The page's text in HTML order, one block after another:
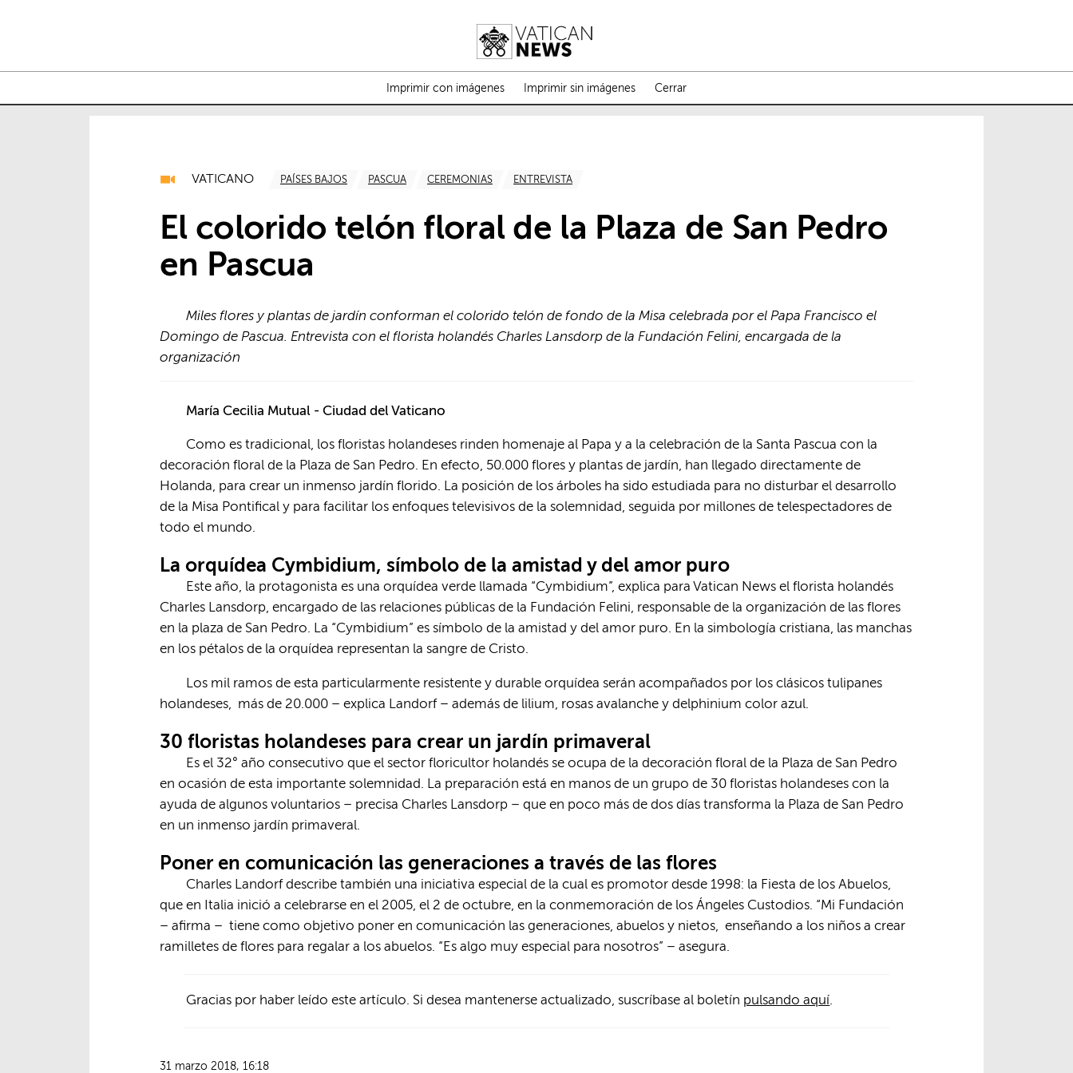
Imprimir con imágenes Imprimir sin imágenes Cerrar
VATICANO PAÍSES BAJOS PASCUA CEREMONIAS ENTREVISTA
El colorido telón floral de la Plaza de San Pedro
en Pascua
Miles flores y plantas de jardín conforman el colorido telón de fondo de la Misa celebrada por el Papa Francisco el
Domingo de Pascua. Entrevista con el florista holandés Charles Lansdorp de la Fundación Felini, encargada de la
organización
María Cecilia Mutual - Ciudad del Vaticano
Como es tradicional, los floristas holandeses rinden homenaje al Papa y a la celebración de la Santa Pascua con la
decoración floral de la Plaza de San Pedro. En efecto, 50.000 flores y plantas de jardín, han llegado directamente de
Holanda, para crear un inmenso jardín florido. La posición de los árboles ha sido estudiada para no disturbar el desarrollo
de la Misa Pontifical y para facilitar los enfoques televisivos de la solemnidad, seguida por millones de telespectadores de
todo el mundo.
La orquídea Cymbidium, símbolo de la amistad y del amor puro
Este año, la protagonista es una orquídea verde llamada “Cymbidium”, explica para Vatican News el florista holandés
Charles Lansdorp, encargado de las relaciones públicas de la Fundación Felini, responsable de la organización de las flores
en la plaza de San Pedro. La “Cymbidium” es símbolo de la amistad y del amor puro. En la simbología cristiana, las manchas
en los pétalos de la orquídea representan la sangre de Cristo.
Los mil ramos de esta particularmente resistente y durable orquídea serán acompañados por los clásicos tulipanes
holandeses, más de 20.000 – explica Landorf – además de lilium, rosas avalanche y delphinium color azul.
30 floristas holandeses para crear un jardín primaveral
Es el 32° año consecutivo que el sector floricultor holandés se ocupa de la decoración floral de la Plaza de San Pedro
en ocasión de esta importante solemnidad. La preparación está en manos de un grupo de 30 floristas holandeses con la
ayuda de algunos voluntarios – precisa Charles Lansdorp – que en poco más de dos días transforma la Plaza de San Pedro
en un inmenso jardín primaveral.
Poner en comunicación las generaciones a través de las flores
Charles Landorf describe también una iniciativa especial de la cual es promotor desde 1998: la Fiesta de los Abuelos,
que en Italia inició a celebrarse en el 2005, el 2 de octubre, en la conmemoración de los Ángeles Custodios. “Mi Fundación
– afirma – tiene como objetivo poner en comunicación las generaciones, abuelos y nietos, enseñando a los niños a crear
ramilletes de flores para regalar a los abuelos. “Es algo muy especial para nosotros” – asegura.
Gracias por haber leído este artículo. Si desea mantenerse actualizado, suscríbase al boletín pulsando aquí.
31 marzo 2018, 16:18